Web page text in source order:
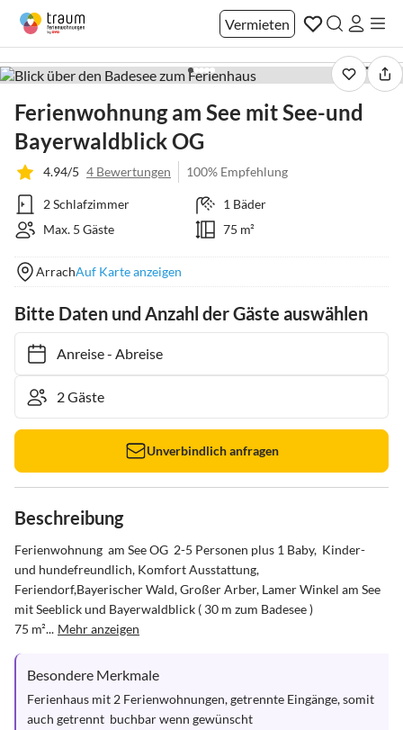
Vermieten
1 / 44
Ferienwohnung am See mit See-und
Bayerwaldblick OG
4.94/5 4 Bewertungen 100% Empfehlung
2 Schlafzimmer
1 Bäder
Max. 5 Gäste
75 m²
ArrachAuf Karte anzeigen
Bitte Daten und Anzahl der Gäste auswählen
Anreise- Abreise
Unverbindlich anfragen
Beschreibung
Ferienwohnung  am See OG  2-5 Personen plus 1 Baby,  Kinder-
und hundefreundlich, Komfort Ausstattung,
Feriendorf,Bayerischer Wald, Großer Arber, Lamer Winkel am See
mit Seeblick und Bayerwaldblick ( 30 m zum Badesee )
75 m²... Mehr anzeigen
Besondere Merkmale
Ferienhaus mit 2 Ferienwohnungen, getrennte Eingänge, somit
auch getrennt  buchbar wenn gewünscht